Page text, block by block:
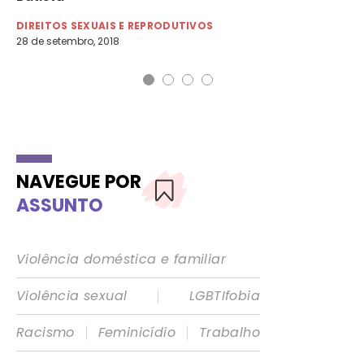
DIREITOS SEXUAIS E REPRODUTIVOS
28 de setembro, 2018
NAVEGUE POR
ASSUNTO
Violência doméstica e familiar
Violência sexual
|
LGBTIfobia
Racismo
| Feminicídio |
Trabalho